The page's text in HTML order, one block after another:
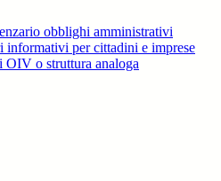
obblighi amministrativi
informativi per cittadini e imprese
OIV o struttura analoga